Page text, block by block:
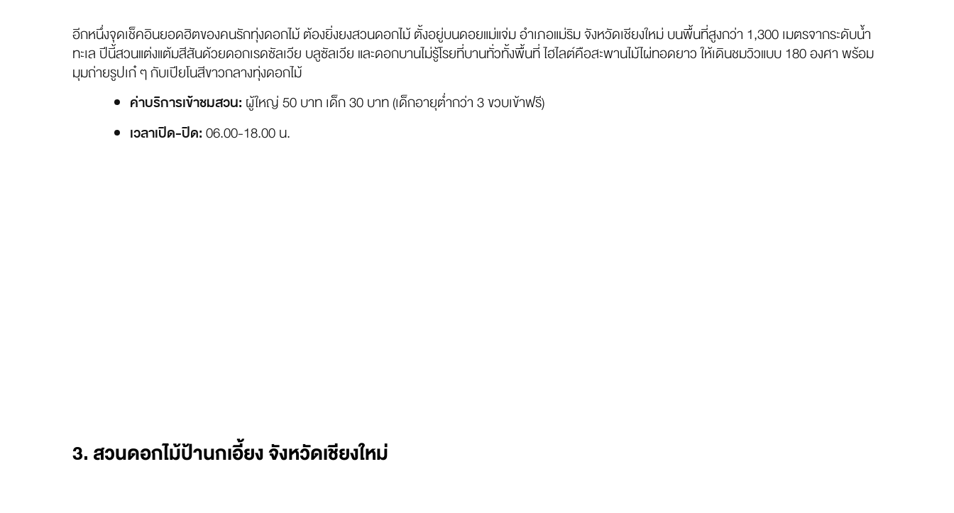
อีกหนึ่งจุดเช็คอินยอดฮิตของคนรักทุ่งดอกไม้ ต้องยิ่งยงสวนดอกไม้ ตั้งอยู่บนดอยแม่แจ่ม อำเภอแม่ริม จังหวัดเชียงใหม่ บนพื้นที่สูงกว่า 1,300 เมตรจากระดับน้ำ
ทะเล ปีนี้สวนแต่งแต้มสีสันด้วยดอกเรดซัลเวีย บลูซัลเวีย และดอกบานไม่รู้โรยที่บานทั่วทั้งพื้นที่ ไฮไลต์คือสะพานไม้ไผ่ทอดยาว ให้เดินชมวิวแบบ 180 องศา พร้อม
มุมถ่ายรูปเก๋ ๆ กับเปียโนสีขาวกลางทุ่งดอกไม้
ค่าบริการเข้าชมสวน: ผู้ใหญ่ 50 บาท เด็ก 30 บาท (เด็กอายุต่ำกว่า 3 ขวบเข้าฟรี)
เวลาเปิด-ปิด:06.00-18.00 น.
3. สวนดอกไม้ป้านกเอี้ยง จังหวัดเชียงใหม่